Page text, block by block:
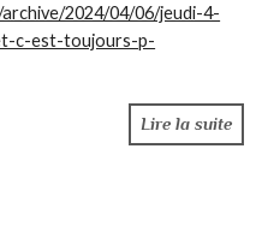
2024/04/06/jeudi-4-
c-est-toujours-p-
Lire la suite